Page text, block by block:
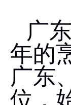
广
年的
广东
位，